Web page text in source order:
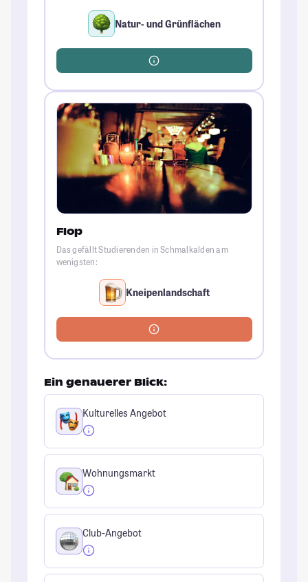
Natur- und Grünflächen
Flop
Das gefällt Studierenden in Schmalkalden am
wenigsten:
Kneipenlandschaft
Ein genauerer Blick:
Kulturelles Angebot
Wohnungsmarkt
Club-Angebot